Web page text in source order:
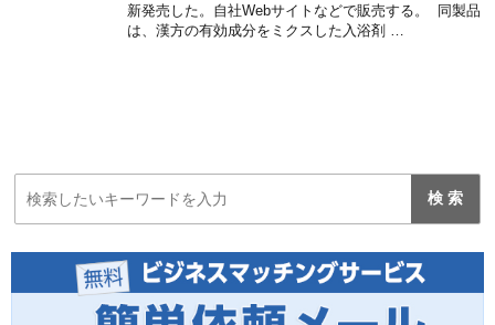
新発売した。自社Webサイトなどで販売する。 同製品
は、漢方の有効成分をミクスした入浴剤 …